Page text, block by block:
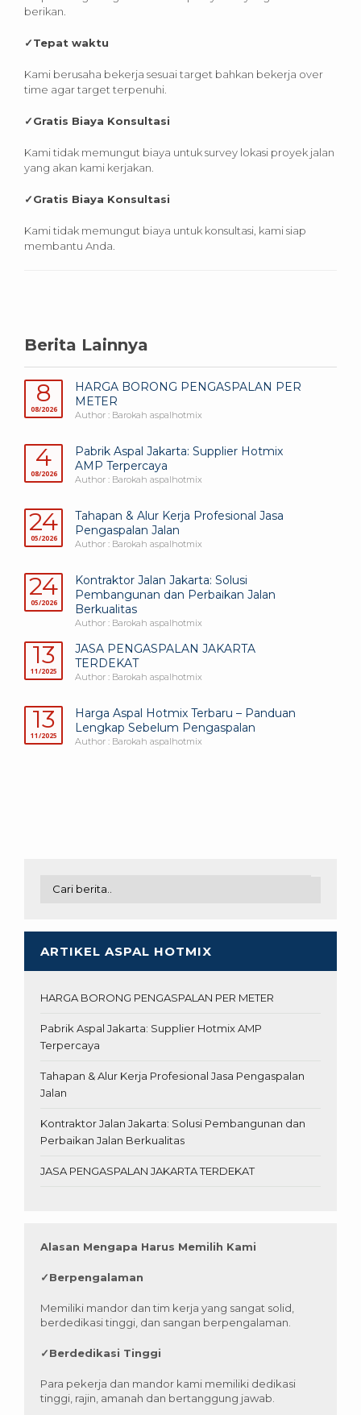
berikan.
✓Tepat waktu
Kami berusaha bekerja sesuai target bahkan bekerja over
time agar target terpenuhi.
✓Gratis Biaya Konsultasi
Kami tidak memungut biaya untuk survey lokasi proyek jalan
yang akan kami kerjakan.
✓Gratis Biaya Konsultasi
Kami tidak memungut biaya untuk konsultasi, kami siap
membantu Anda.
Berita Lainnya
8
08/2026
HARGA BORONG PENGASPALAN PER
METER
Author : Barokah aspalhotmix
4
08/2026
Pabrik Aspal Jakarta: Supplier Hotmix
AMP Terpercaya
Author : Barokah aspalhotmix
24
05/2026
Tahapan & Alur Kerja Profesional Jasa
Pengaspalan Jalan
Author : Barokah aspalhotmix
24
05/2026
Kontraktor Jalan Jakarta: Solusi
Pembangunan dan Perbaikan Jalan
Berkualitas
Author : Barokah aspalhotmix
13
11/2025
JASA PENGASPALAN JAKARTA
TERDEKAT
Author : Barokah aspalhotmix
13
11/2025
Harga Aspal Hotmix Terbaru – Panduan
Lengkap Sebelum Pengaspalan
Author : Barokah aspalhotmix
ARTIKEL ASPAL HOTMIX
HARGA BORONG PENGASPALAN PER METER
Pabrik Aspal Jakarta: Supplier Hotmix AMP
Terpercaya
Tahapan & Alur Kerja Profesional Jasa Pengaspalan
Jalan
Kontraktor Jalan Jakarta: Solusi Pembangunan dan
Perbaikan Jalan Berkualitas
JASA PENGASPALAN JAKARTA TERDEKAT
Alasan Mengapa Harus Memilih Kami
✓Berpengalaman
Memiliki mandor dan tim kerja yang sangat solid,
berdedikasi tinggi, dan sangan berpengalaman.
✓Berdedikasi Tinggi
Para pekerja dan mandor kami memiliki dedikasi
tinggi, rajin, amanah dan bertanggung jawab.